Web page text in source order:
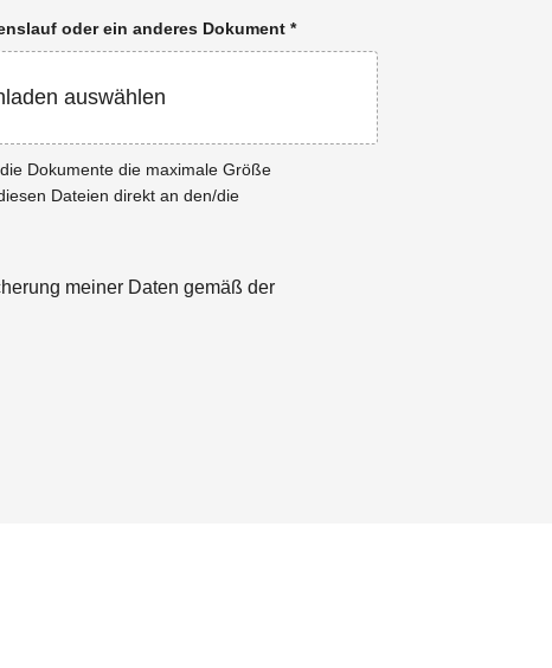
oder ein anderes Dokument *
auswählen
Dokumente die maximale Größe
Dateien direkt an den/die
meiner Daten gemäß der